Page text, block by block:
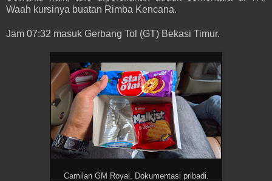
Waah kursinya buatan Rimba Kencana.
Jam 07:32 masuk Gerbang Tol (GT) Bekasi Timur.
Camilan GM Royal. Dokumentasi pribadi.